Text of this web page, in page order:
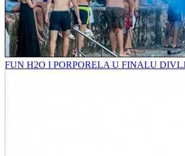
FUN H2O I PORPORELA U FINALU